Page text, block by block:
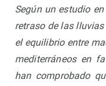
Según un estudio
retraso de las
el equilibrio entre
mediterráneos en
han comprobado